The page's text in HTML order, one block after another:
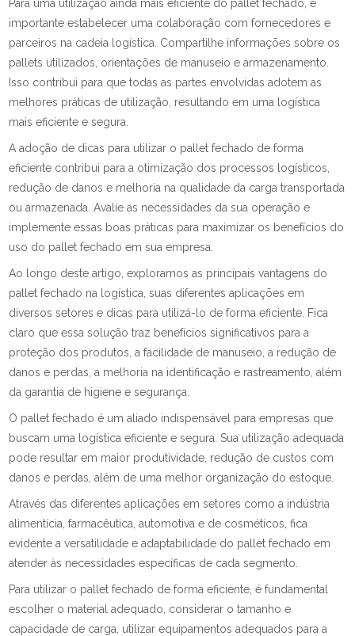
Para uma utilização ainda mais eficiente do pallet fechado, é
importante estabelecer uma colaboração com fornecedores e
parceiros na cadeia logística. Compartilhe informações sobre os
pallets utilizados, orientações de manuseio e armazenamento.
Isso contribui para que todas as partes envolvidas adotem as
melhores práticas de utilização, resultando em uma logística
mais eficiente e segura.
A adoção de dicas para utilizar o pallet fechado de forma
eficiente contribui para a otimização dos processos logísticos,
redução de danos e melhoria na qualidade da carga transportada
ou armazenada. Avalie as necessidades da sua operação e
implemente essas boas práticas para maximizar os benefícios do
uso do pallet fechado em sua empresa.
Ao longo deste artigo, exploramos as principais vantagens do
pallet fechado na logística, suas diferentes aplicações em
diversos setores e dicas para utilizá-lo de forma eficiente. Fica
claro que essa solução traz benefícios significativos para a
proteção dos produtos, a facilidade de manuseio, a redução de
danos e perdas, a melhoria na identificação e rastreamento, além
da garantia de higiene e segurança.
O pallet fechado é um aliado indispensável para empresas que
buscam uma logística eficiente e segura. Sua utilização adequada
pode resultar em maior produtividade, redução de custos com
danos e perdas, além de uma melhor organização do estoque.
Através das diferentes aplicações em setores como a indústria
alimentícia, farmacêutica, automotiva e de cosméticos, fica
evidente a versatilidade e adaptabilidade do pallet fechado em
atender às necessidades específicas de cada segmento.
Para utilizar o pallet fechado de forma eficiente, é fundamental
escolher o material adequado, considerar o tamanho e
capacidade de carga, utilizar equipamentos adequados para a